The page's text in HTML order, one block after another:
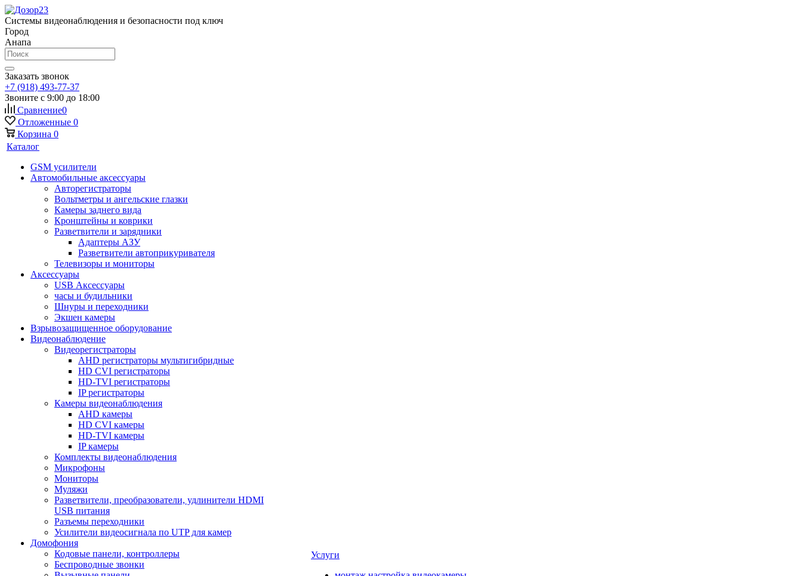
Системы видеонаблюдения и безопасности под ключ
Город
Анапа
Заказать звонок
+7 (918) 493-77-37
Звоните с 9:00 до 18:00
Сравнение0
Отложенные 0
Корзина 0
Каталог
GSM усилители
Автомобильные аксессуары
Авторегистраторы
Вольтметры и ангельские глазки
Камеры заднего вида
Кронштейны и коврики
Разветвители и зарядники
Адаптеры АЗУ
Разветвители автоприкуривателя
Телевизоры и мониторы
Аксессуары
USB Аксессуары
часы и будильники
Шнуры и переходники
Экшен камеры
Взрывозащищенное оборудование
Видеонаблюдение
Видеорегистраторы
AHD регистраторы мультигибридные
HD CVI регистраторы
HD-TVI регистраторы
IP регистраторы
Камеры видеонаблюдения
AHD камеры
HD CVI камеры
HD-TVI камеры
IP камеры
Комплекты видеонаблюдения
Микрофоны
Мониторы
Муляжи
Разветвители, преобразователи, удлинители HDMI
USB питания
Разъемы переходники
Усилители видеосигнала по UTP для камер
Домофония
Кодовые панели, контроллеры
Беспроводные звонки
Услуги